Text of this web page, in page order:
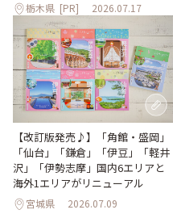
栃木県 [PR] 2026.07.17
【改訂版発売♪】「角館・盛岡」
「仙台」「鎌倉」「伊豆」「軽井
沢」「伊勢志摩」国内6エリアと
海外1エリアがリニューアル
宮城県 2026.07.09